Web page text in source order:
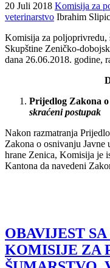
20 Juli 2018 Komisija za
veterinarstvo Ibrahim Slipic
Komisija za poljoprivredu,
Skupštine Zeničko-
dana 26.06.2018. godine,
Prijedlog Zakona o
skraćenipostupak
Nakon razmatranja
Zakona o osnivanju Javne
hrane Zenica, Komisija je
Kantona da navedeni
OBAVIJEST
KOMISIJE ZA